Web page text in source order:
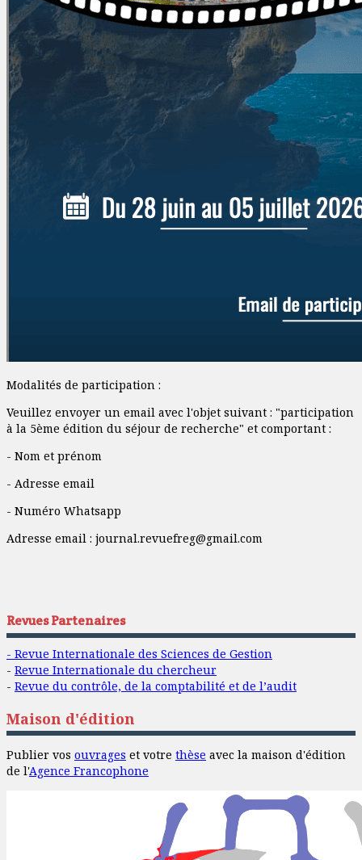
Modalités de participation :
Veuillez envoyer un email avec l'objet suivant : "participation
à la 5ème édition du séjour de recherche" et comportant :
- Nom et prénom
- Adresse email
- Numéro Whatsapp
Adresse email : journal.revuefreg@gmail.com
Revues Partenaires
- Revue Internationale des Sciences de Gestion
- Revue Internationale du chercheur
- Revue du contrôle, de la comptabilité et de l’audit
Maison d'édition
Publier vos ouvrages et votre thèse avec la maison d'édition
de l'Agence Francophone